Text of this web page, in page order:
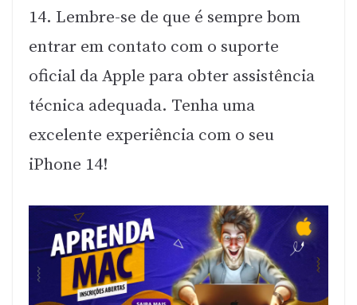
14. Lembre-se de que é sempre bom
entrar em contato com o suporte
oficial da Apple para obter assistência
técnica adequada. Tenha uma
excelente experiência com o seu
iPhone 14!